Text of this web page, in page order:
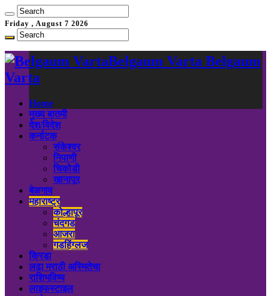
Friday , August 7 2026
Belgaum Varta Belgaum
Varta
Home
मुख्य बातमी
देश/विदेश
कर्नाटक
संकेश्वर
निपाणी
चिकोडी
खानापूर
बेळगाव
महाराष्ट्र
कोल्हापूर
चंदगड
आजरा
गडहिंग्लज
क्रिडा
लढा मराठी अस्मितेचा
राशिभविष्य
लाइफस्टाइल